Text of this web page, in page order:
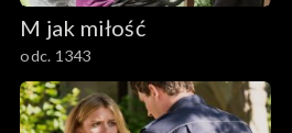
M jak miłość
odc. 1343